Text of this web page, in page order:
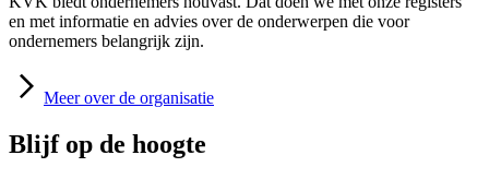
en met informatie en advies over de onderwerpen die voor
ondernemers belangrijk zijn.
Meer over de organisatie
Blijf op de hoogte